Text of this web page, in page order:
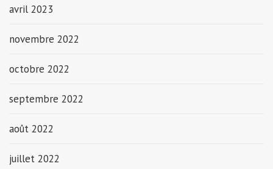
avril 2023
novembre 2022
octobre 2022
septembre 2022
août 2022
juillet 2022